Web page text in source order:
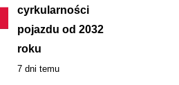
cyrkularności
pojazdu od 2032
roku
7 dni temu